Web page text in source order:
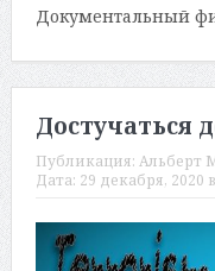
Документальный
Достучаться
Публикация: Альберт
Дата: 29 декабря, 2020